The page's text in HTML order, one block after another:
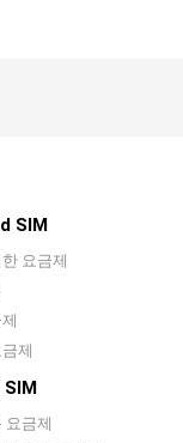
SIM
요금제
제
요금제